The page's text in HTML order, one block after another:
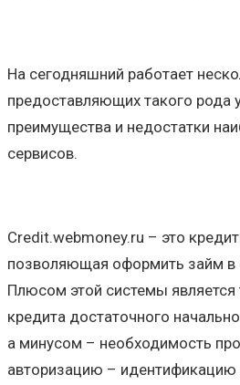
На сегодняшний работает
предоставляющих такого рода
преимущества и недостатки
сервисов.
Credit.webmoney.ru – это
позволяющая оформить займ в
Плюсом этой системы является
кредита достаточного
а минусом – необходимость
авторизацию – идентификацию